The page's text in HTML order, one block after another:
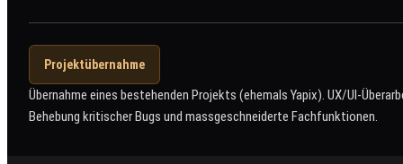
Projektübernahme
Übernahme eines bestehenden Projekts (ehemals Yapix). UX/UI-
Behebung kritischer Bugs und massgeschneiderte Fachfunktionen.